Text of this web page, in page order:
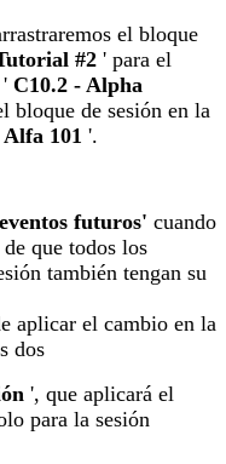
el bloque
#2 ' para el
' C10.2 - Alpha
bloque de sesión en la
101 '.
futuros' cuando
que todos los
también tengan su
aplicar el cambio en la
dos
', que aplicará el
para la sesión